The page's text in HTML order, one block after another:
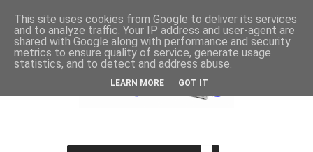
This site uses cookies from Google to deliver its services
and to analyze traffic. Your IP address and user-agent are
shared with Google along with performance and security
metrics to ensure quality of service, generate usage
statistics, and to detect and address abuse.
LEARN MORE GOT IT